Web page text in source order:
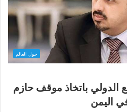
حول العالم
الدولي باتخاذ موقف حازم
اليمن